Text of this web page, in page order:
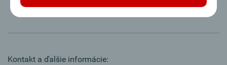
Kontakt a ďalšie informácie: